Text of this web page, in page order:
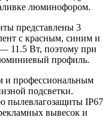
люминофором.
представлены 3
с красным, синим и
11.5 Вт, поэтому при
профиль.
и профессиональным
подсветки.
пылевлагозащиты IP67
вывесок и